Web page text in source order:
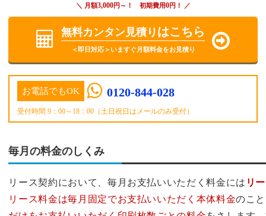
＼ 月額3,000円～！ 初期費用0円！ ／
無料カンタン見積り はこちら
＜即日対応＞いますぐ月額料金をお見積り
お電話でもOK 0120-844-028
受付時間 9：00～18：00（土日祝日はメールのみ受付）
毎月の料金のしくみ
リース契約において、毎月お支払いいただく料金には リ
リース料金は毎月固定でお支払いいただく本体料金のこ